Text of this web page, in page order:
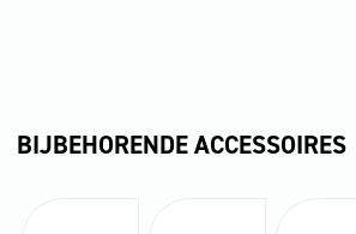
BIJBEHORENDE ACCESSOIRES